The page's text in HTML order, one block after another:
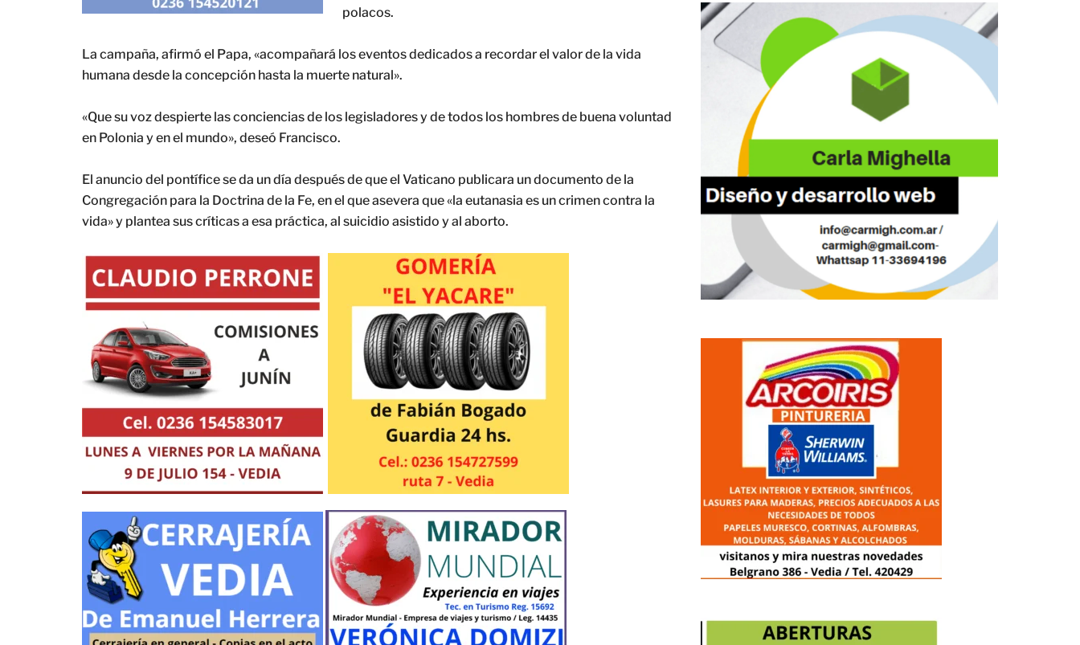
polacos.
La campaña, afirmó el Papa, «acompañará los eventos dedicados a recordar el valor de la vida
humana desde la concepción hasta la muerte natural».
«Que su voz despierte las conciencias de los legisladores y de todos los hombres de buena voluntad
en Polonia y en el mundo», deseó Francisco.
El anuncio del pontífice se da un día después de que el Vaticano publicara un documento de la
Congregación para la Doctrina de la Fe, en el que asevera que «la eutanasia es un crimen contra la
vida» y plantea sus críticas a esa práctica, al suicidio asistido y al aborto.